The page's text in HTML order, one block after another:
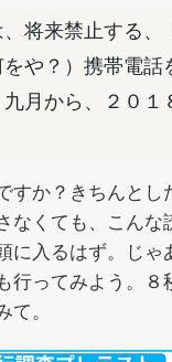
、将来禁止する、
や？）携帯電話
月から、２０１
すか？きちんとし
なくても、こんな
に入るはず。じゃ
行ってみよう。８
て。